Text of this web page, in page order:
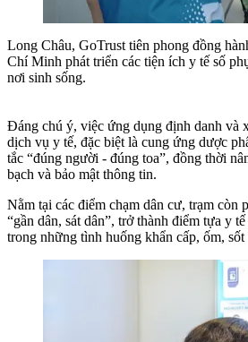
Long Châu, GoTrust tiên phong đồng
Chí Minh phát triển các tiện ích y tế số
nơi sinh sống.
Đáng chú ý, việc ứng dụng định danh và
dịch vụ y tế, đặc biệt là cung ứng dược
tắc “đúng người - đúng toa”, đồng thời
bạch và bảo mật thông tin.
Nằm tại các điểm chạm dân cư, trạm còn
“gần dân, sát dân”, trở thành điểm tựa y
trong những tình huống khẩn cấp, ốm, sốt